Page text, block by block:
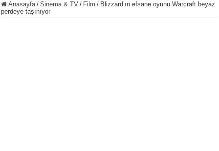
Anasayfa / Sinema & TV / Film / Blizzard’ın efsane oyunu Warcraft beyaz
perdeye taşınıyor